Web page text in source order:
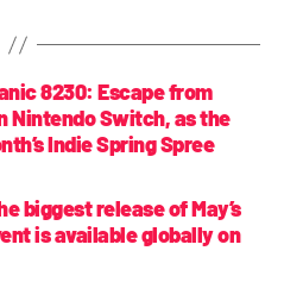
8230: Escape from
Nintendo Switch, as the
Indie Spring Spree
biggest release of May’s
is available globally on